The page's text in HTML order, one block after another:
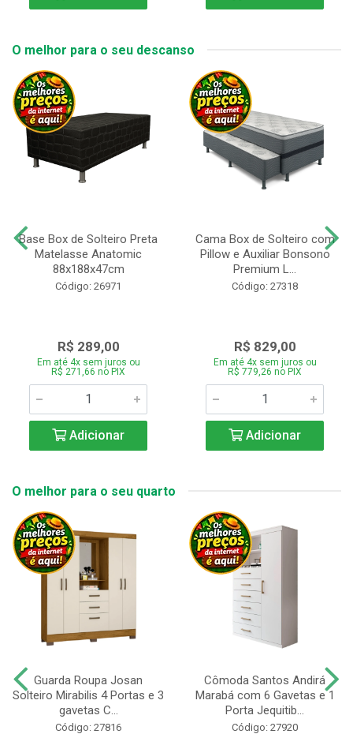
O melhor para o seu descanso
Base Box de Solteiro Preta
Matelasse Anatomic
88x188x47cm
Código: 26971
R$ 289,00
Em até 4x sem juros ou
R$ 271,66 no PIX
Adicionar
Cama Box de Solteiro com
Pillow e Auxiliar Bonsono
Premium L...
Código: 27318
R$ 829,00
Em até 4x sem juros ou
R$ 779,26 no PIX
Adicionar
O melhor para o seu quarto
Guarda Roupa Josan
Solteiro Mirabilis 4 Portas e 3
gavetas C...
Código: 27816
Cômoda Santos Andirá
Marabá com 6 Gavetas e 1
Porta Jequitib...
Código: 27920